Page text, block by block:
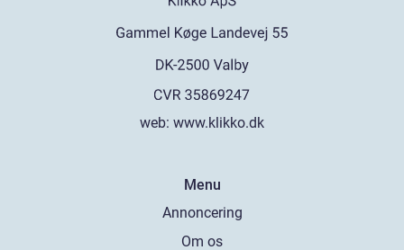
web: www.klikko.dk
Menu
Annoncering
Om os